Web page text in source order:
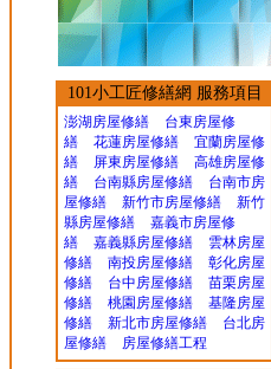
101小工匠修繕網 服務項目
澎湖房屋修繕
台東房屋修
繕
花蓮房屋修繕
宜蘭房屋修
繕
屏東房屋修繕
高雄房屋修
繕
台南縣房屋修繕
台南市房
屋修繕
新竹市房屋修繕
新竹
縣房屋修繕
嘉義市房屋修
繕
嘉義縣房屋修繕
雲林房屋
修繕
南投房屋修繕
彰化房屋
修繕
台中房屋修繕
苗栗房屋
修繕
桃園房屋修繕
基隆房屋
修繕
新北市房屋修繕
台北房
屋修繕
房屋修繕工程